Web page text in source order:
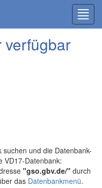
verfügbar
und die Datenbank-
VD17-Datenbank:
"gso.gbv.de/" durch
das Datenbankmenü.